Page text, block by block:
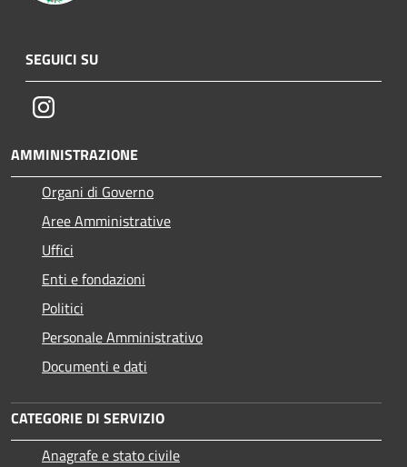
SEGUICI SU
Instagram
AMMINISTRAZIONE
Organi di Governo
Aree Amministrative
Uffici
Enti e fondazioni
Politici
Personale Amministrativo
Documenti e dati
CATEGORIE DI SERVIZIO
Anagrafe e stato civile